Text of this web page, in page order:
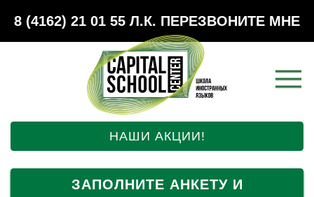
8 (4162) 21 01 55 Л.К. ПЕРЕЗВОНИТЕ МНЕ
НАШИ АКЦИИ!
ЗАПОЛНИТЕ АНКЕТУ И